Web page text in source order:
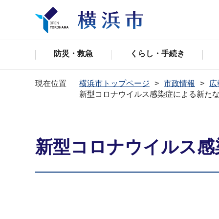
防災・救急 くらし・手続き
現在位置 横浜市トップページ 市政情報
新型コロナウイルス感染症による新た
新型コロナウイルス